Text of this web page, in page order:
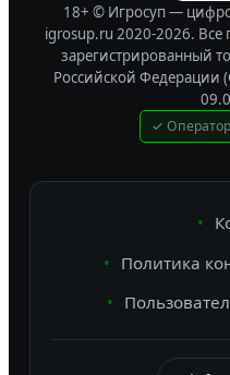
18+ © Игросуп —
igrosup.ru 2020-2026.
зарегистрированный
Российской Федерации
✓
Политика